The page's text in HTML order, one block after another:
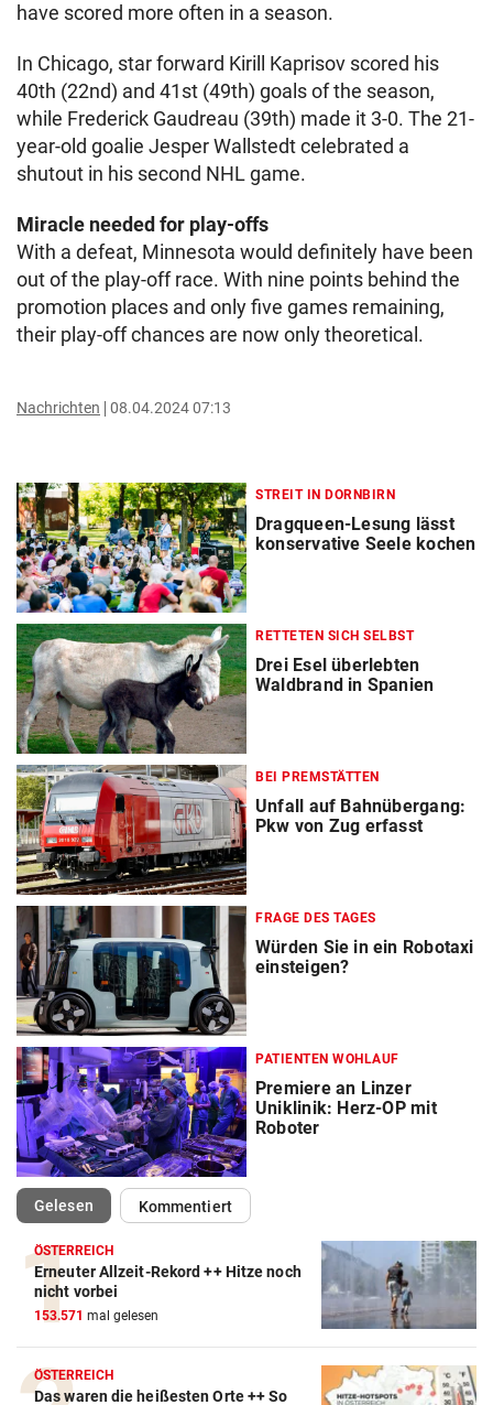
have scored more often in a season.
In Chicago, star forward Kirill Kaprisov scored his
40th (22nd) and 41st (49th) goals of the season,
while Frederick Gaudreau (39th) made it 3-0. The 21-
year-old goalie Jesper Wallstedt celebrated a
shutout in his second NHL game.
Miracle needed for play-offs
With a defeat, Minnesota would definitely have been
out of the play-off race. With nine points behind the
promotion places and only five games remaining,
their play-off chances are now only theoretical.
Nachrichten 08.04.2024 07:13
STREIT IN DORNBIRN
Dragqueen-Lesung lässt
konservative Seele kochen
RETTETEN SICH SELBST
Drei Esel überlebten
Waldbrand in Spanien
BEI PREMSTÄTTEN
Unfall auf Bahnübergang:
Pkw von Zug erfasst
FRAGE DES TAGES
Würden Sie in ein Robotaxi
einsteigen?
PATIENTEN WOHLAUF
Premiere an Linzer
Uniklinik: Herz-OP mit
Roboter
Gelesen(ausgewählt)Kommentiert
ÖSTERREICH
Erneuter Allzeit-Rekord ++ Hitze noch
nicht vorbei
153.571 mal gelesen
ÖSTERREICH
Das waren die heißesten Orte ++ So